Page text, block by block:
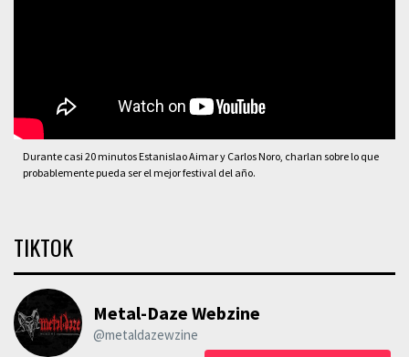
Durante casi 20 minutos Estanislao Aimar y Carlos Noro, charlan sobre lo que
probablemente pueda ser el mejor festival del año.
TIKTOK
Metal-Daze Webzine
@metaldazewzine